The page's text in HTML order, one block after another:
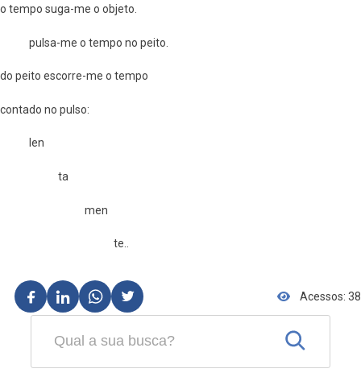
o tempo suga-me o objeto.
pulsa-me o tempo no peito.
do peito escorre-me o tempo
contado no pulso:
len
ta
men
te..
Acessos: 38